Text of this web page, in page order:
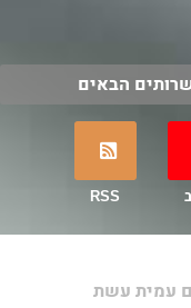
הבאים
RSS
עמית עשת